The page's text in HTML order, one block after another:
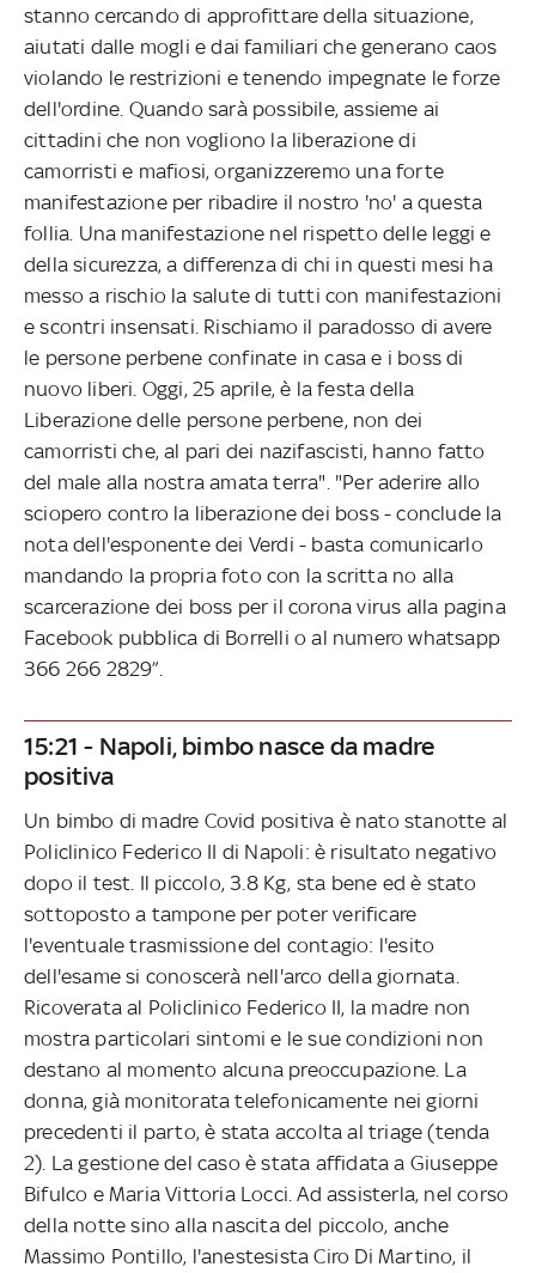
stanno cercando di approfittare della situazione,
aiutati dalle mogli e dai familiari che generano caos
violando le restrizioni e tenendo impegnate le forze
dell'ordine. Quando sarà possibile, assieme ai
cittadini che non vogliono la liberazione di
camorristi e mafiosi, organizzeremo una forte
manifestazione per ribadire il nostro 'no' a questa
follia. Una manifestazione nel rispetto delle leggi e
della sicurezza, a differenza di chi in questi mesi ha
messo a rischio la salute di tutti con manifestazioni
e scontri insensati. Rischiamo il paradosso di avere
le persone perbene confinate in casa e i boss di
nuovo liberi. Oggi, 25 aprile, è la festa della
Liberazione delle persone perbene, non dei
camorristi che, al pari dei nazifascisti, hanno fatto
del male alla nostra amata terra". "Per aderire allo
sciopero contro la liberazione dei boss - conclude la
nota dell'esponente dei Verdi - basta comunicarlo
mandando la propria foto con la scritta no alla
scarcerazione dei boss per il corona virus alla pagina
Facebook pubblica di Borrelli o al numero whatsapp
366 266 2829”.
15:21 - Napoli, bimbo nasce da madre
positiva
Un bimbo di madre Covid positiva è nato stanotte al
Policlinico Federico II di Napoli: è risultato negativo
dopo il test. Il piccolo, 3.8 Kg, sta bene ed è stato
sottoposto a tampone per poter verificare
l'eventuale trasmissione del contagio: l'esito
dell'esame si conoscerà nell'arco della giornata.
Ricoverata al Policlinico Federico II, la madre non
mostra particolari sintomi e le sue condizioni non
destano al momento alcuna preoccupazione. La
donna, già monitorata telefonicamente nei giorni
precedenti il parto, è stata accolta al triage (tenda
2). La gestione del caso è stata affidata a Giuseppe
Bifulco e Maria Vittoria Locci. Ad assisterla, nel corso
della notte sino alla nascita del piccolo, anche
Massimo Pontillo, l'anestesista Ciro Di Martino, il